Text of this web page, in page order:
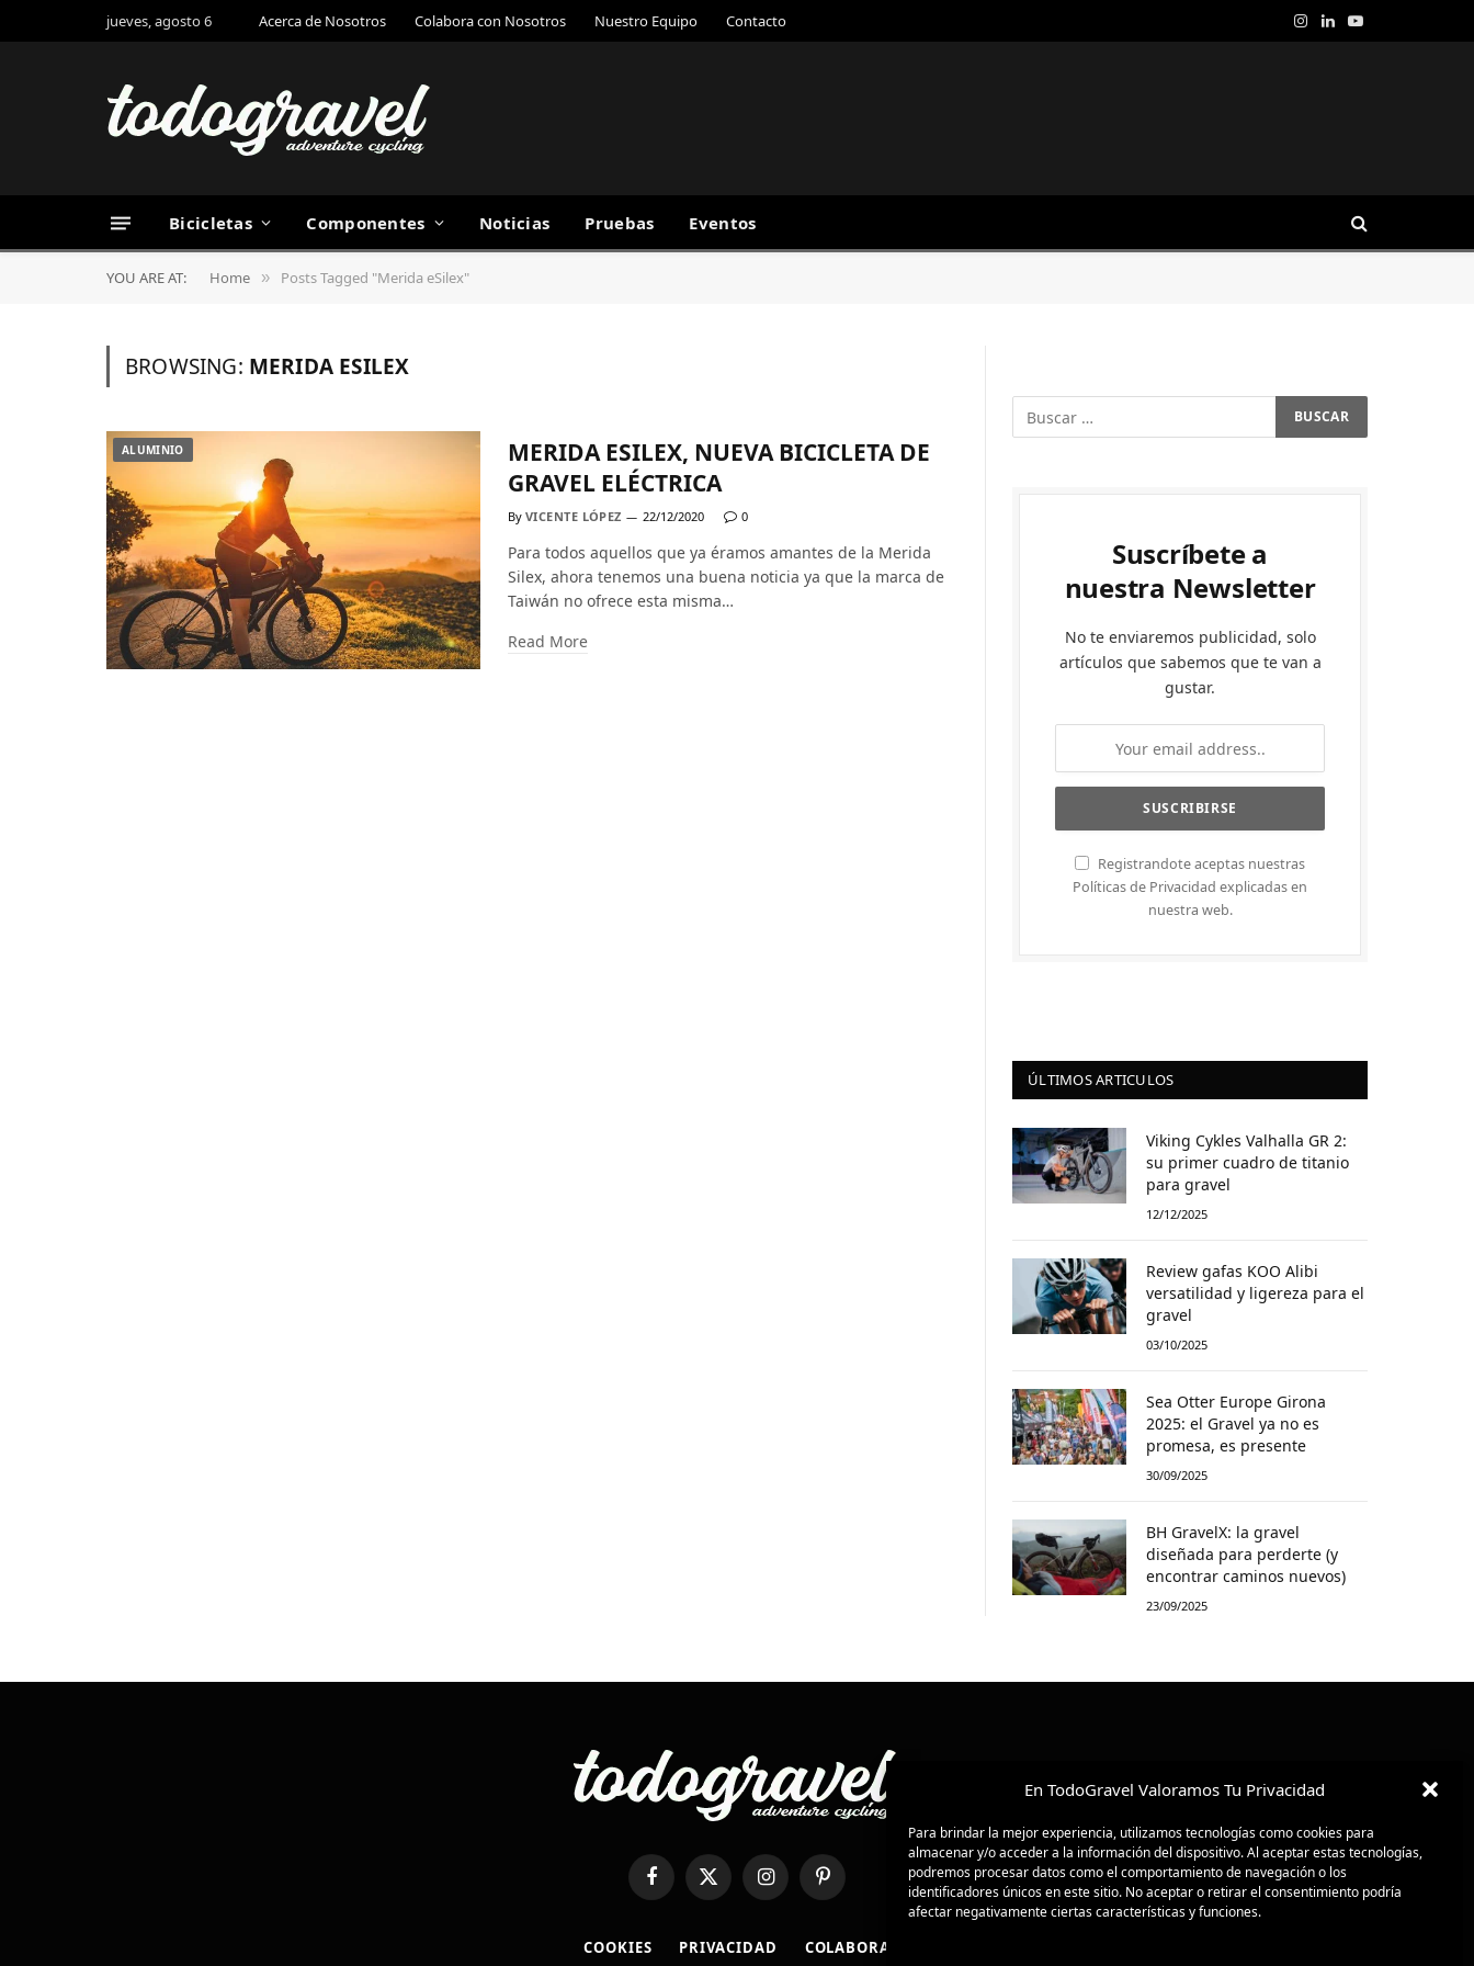
En TodoGravel Valoramos Tu Privacidad
Para brindar la mejor experiencia, utilizamos tecnologías como cookies para
almacenar y/o acceder a la información del dispositivo. Al aceptar estas tecnologías,
podremos procesar datos como el comportamiento de navegación o los
identificadores únicos en este sitio. No aceptar o retirar el consentimiento podría
afectar negativamente ciertas características y funciones.
jueves, agosto 6 Acerca de Nosotros Colabora con Nosotros Nuestro Equipo Contacto Instagram
LinkedInYouTube
Bicicletas Componentes Noticias Pruebas Eventos
YOU ARE AT: Home » Posts Tagged "Merida eSilex"
BROWSING: MERIDA ESILEX
ALUMINIO
MERIDA ESILEX, NUEVA BICICLETA DE
GRAVEL ELÉCTRICA
By VICENTE LÓPEZ 22/12/2020 0
Para todos aquellos que ya éramos amantes de la Merida
Silex, ahora tenemos una buena noticia ya que la marca de
Taiwán no ofrece esta misma…
Read More
Suscríbete a
nuestra Newsletter
No te enviaremos publicidad, solo
artículos que sabemos que te van a
gustar.
Registrandote aceptas nuestras
Políticas de Privacidad explicadas en
nuestra web.
ÚLTIMOS ARTICULOS
Viking Cykles Valhalla GR 2:
su primer cuadro de titanio
para gravel
12/12/2025
Review gafas KOO Alibi
versatilidad y ligereza para el
gravel
03/10/2025
Sea Otter Europe Girona
2025: el Gravel ya no es
promesa, es presente
30/09/2025
BH GravelX: la gravel
diseñada para perderte (y
encontrar caminos nuevos)
23/09/2025
FacebookX
(Twitter)
InstagramPinterest
COOKIES PRIVACIDAD COLABORA